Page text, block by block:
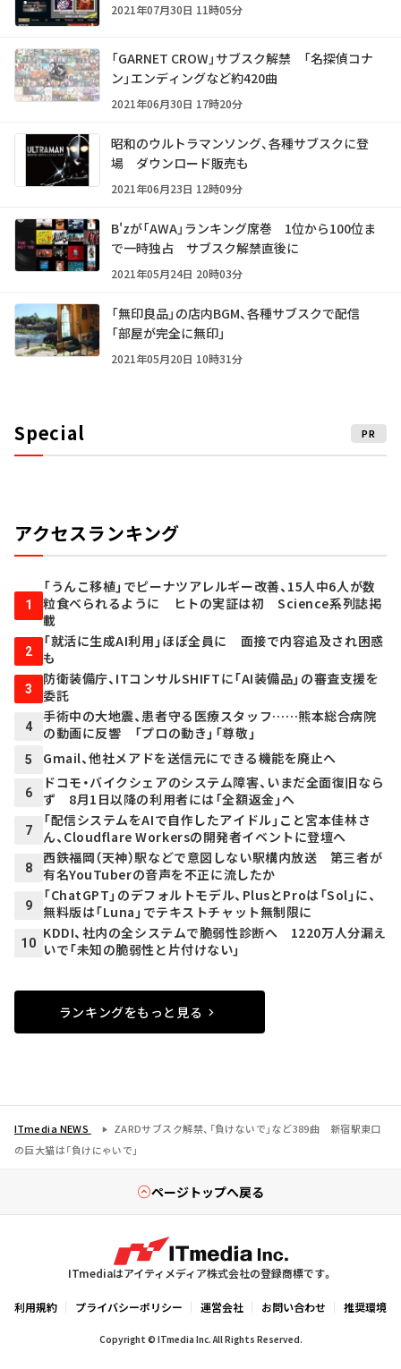
2021年07月30日 11時05分
「GARNET CROW」サブスク解禁 「名探偵コナ
ン」エンディングなど約420曲
2021年06月30日 17時20分
昭和のウルトラマンソング、各種サブスクに登
場 ダウンロード販売も
2021年06月23日 12時09分
B'zが「AWA」ランキング席巻 1位から100位ま
で一時独占 サブスク解禁直後に
2021年05月24日 20時03分
「無印良品」の店内BGM、各種サブスクで配信
「部屋が完全に無印」
2021年05月20日 10時31分
Special PR
アクセスランキング
1
「うんこ移植」でピーナツアレルギー改善、15人中6人が数
粒食べられるように ヒトの実証は初 Science系列誌掲
載
2
「就活に生成AI利用」ほぼ全員に 面接で内容追及され困惑
も
3
防衛装備庁、ITコンサルSHIFTに「AI装備品」の審査支援を
委託
4
手術中の大地震、患者守る医療スタッフ……熊本総合病院
の動画に反響 「プロの動き」「尊敬」
5 Gmail、他社メアドを送信元にできる機能を廃止へ
6
ドコモ・バイクシェアのシステム障害、いまだ全面復旧なら
ず 8月1日以降の利用者には「全額返金」へ
7
「配信システムをAIで自作したアイドル」こと宮本佳林さ
ん、Cloudflare Workersの開発者イベントに登壇へ
8
西鉄福岡（天神）駅などで意図しない駅構内放送 第三者が
有名YouTuberの音声を不正に流したか
9
「ChatGPT」のデフォルトモデル、PlusとProは「Sol」に、
無料版は「Luna」でテキストチャット無制限に
10
KDDI、社内の全システムで脆弱性診断へ 1220万人分漏え
いで「未知の脆弱性と片付けない」
ランキングをもっと見る
ITmedia NEWS
ZARDサブスク解禁、「負けないで」など389曲 新宿駅東口
の巨大猫は「負けにゃいで」
ページトップへ戻る
ITmediaはアイティメディア株式会社の登録商標です。
利用規約 プライバシーポリシー 運営会社 お問い合わせ 推奨環境
Copyright © ITmedia Inc. All Rights Reserved.